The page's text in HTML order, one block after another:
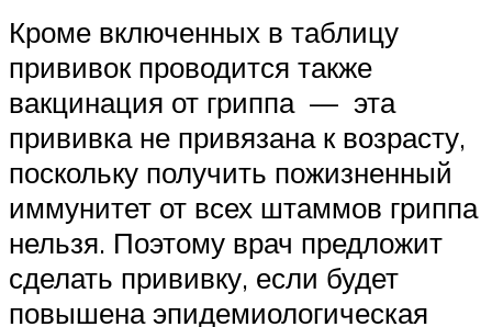
Кроме включенных в таблицу
прививок проводится также
вакцинация от гриппа — эта
прививка не привязана к возрасту,
поскольку получить пожизненный
иммунитет от всех штаммов гриппа
нельзя. Поэтому врач предложит
сделать прививку, если будет
повышена эпидемиологическая